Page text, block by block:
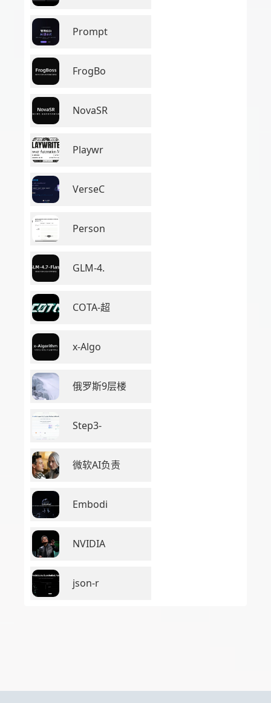
Prompt
FrogBo
NovaSR
Playwr
VerseC
Person
GLM-4.
COTA-超
x-Algo
俄罗斯9层楼
Step3-
微软AI负责
Embodi
NVIDIA
json-r